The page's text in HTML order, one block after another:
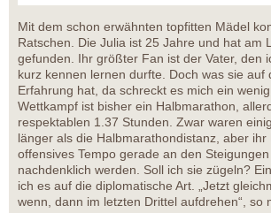
Mit dem schon erwähnten topfitten Mädel
Ratschen. Die Julia ist 25 Jahre und hat am
gefunden. Ihr größter Fan ist der Vater, den
kurz kennen lernen durfte. Doch was sie auf
Erfahrung hat, da schreckt es mich ein
Wettkampf ist bisher ein Halbmarathon,
respektablen 1.37 Stunden. Zwar waren
länger als die Halbmarathondistanz, aber ihr
offensives Tempo gerade an den
nachdenklich werden. Soll ich sie zügeln?
ich es auf die diplomatische Art. „Jetzt
wenn, dann im letzten Drittel aufdrehen“, so